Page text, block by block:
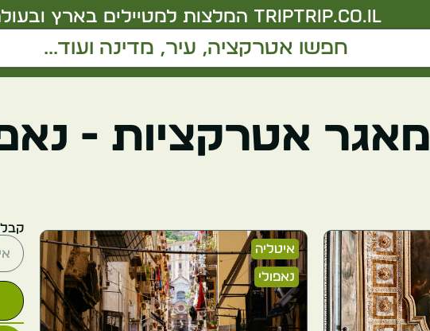
triptrip.co.il המלצות למטיילים בארץ
מאגר אטרקציות -
איטליה
נאפולי